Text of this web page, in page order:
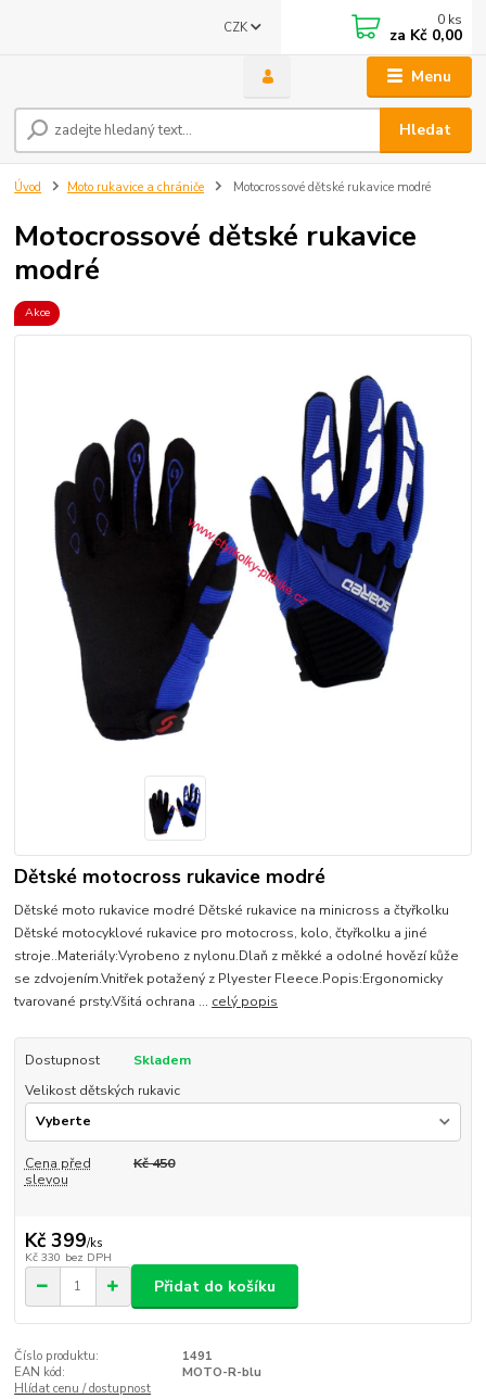
Menu
CZK
Hledat
0 ks
za Kč 0,00
Úvod Moto rukavice a chrániče Motocrossové dětské rukavice modré
Motocrossové dětské rukavice
modré
Akce
Dětské motocross rukavice modré
Dětské moto rukavice modré Dětské rukavice na minicross a čtyřkolku
Dětské motocyklové rukavice pro motocross, kolo, čtyřkolku a jiné
stroje..Materiály:Vyrobeno z nylonu.Dlaň z měkké a odolné hovězí kůže
se zdvojením.Vnitřek potažený z Plyester Fleece.Popis:Ergonomicky
tvarované prsty.Všitá ochrana ... celý popis
Dostupnost
Skladem
Velikost dětských rukavic
Cena před
slevou
Kč 450
Kč 399/ks
Kč 330 bez DPH
Přidat do košíku
Číslo produktu:
1491
EAN kód:
MOTO-R-blu
Hlídat cenu / dostupnost